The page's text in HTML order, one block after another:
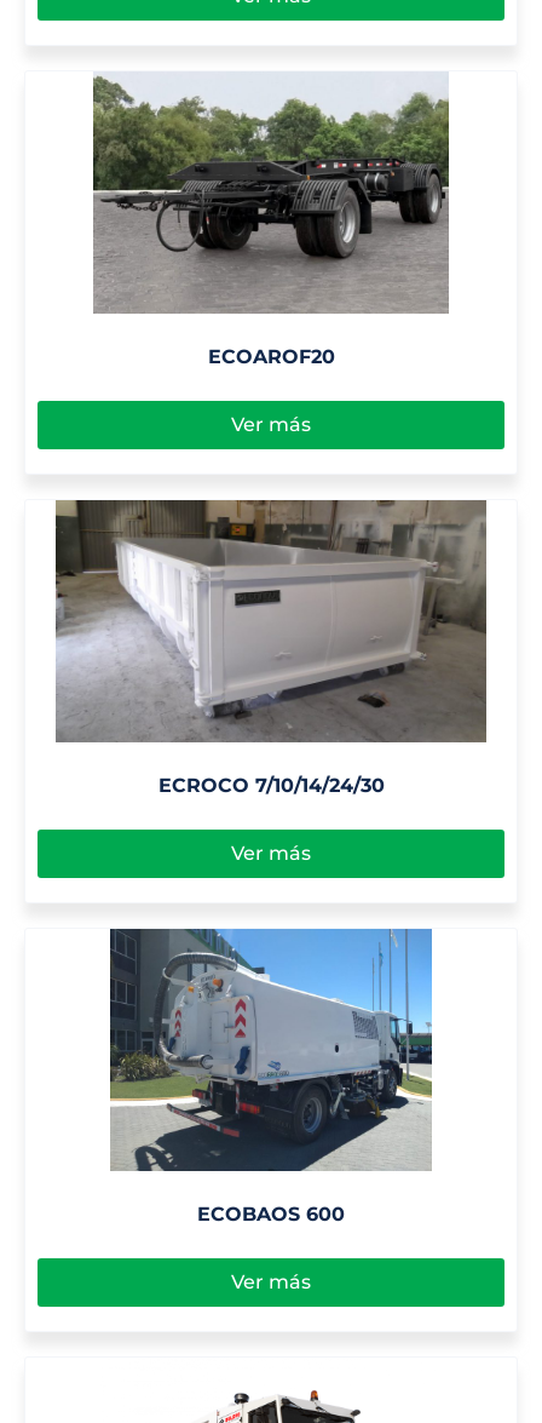
ECOAROF20
Ver más
ECROCO 7/10/14/24/30
Ver más
ECOBAOS 600
Ver más